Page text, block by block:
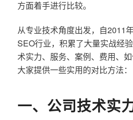
方面着手进行比较。
从专业技术角度出发，自2011
SEO行业，积累了大量实战经
术实力、服务、案例、费用、
大家提供一些实用的对比方法：
一、公司技术实